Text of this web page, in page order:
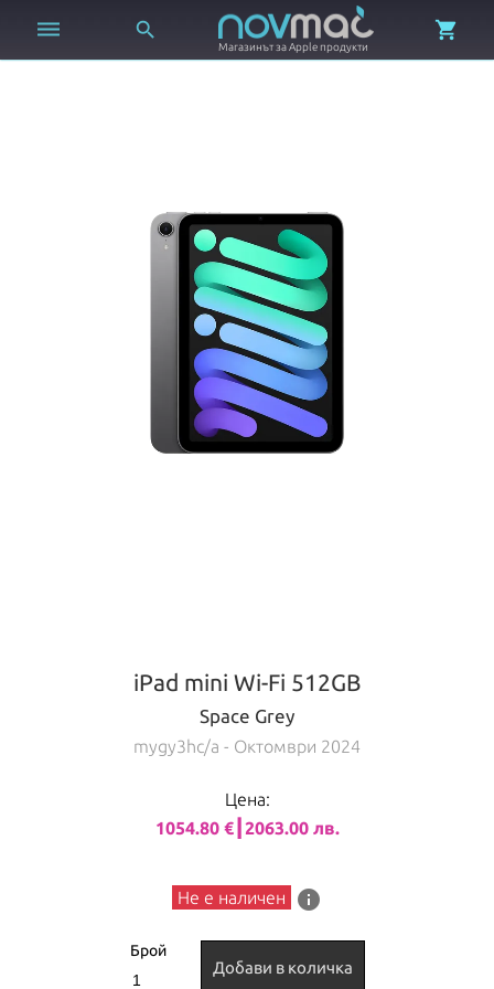
 
Магазинът за Apple продукти

iPad mini Wi-Fi 512GB
Space Grey
mygy3hc/a - Октомври 2024
Цена:
1054.80 €┃2063.00 лв.
Не е наличен info
Брой
Добави в количка